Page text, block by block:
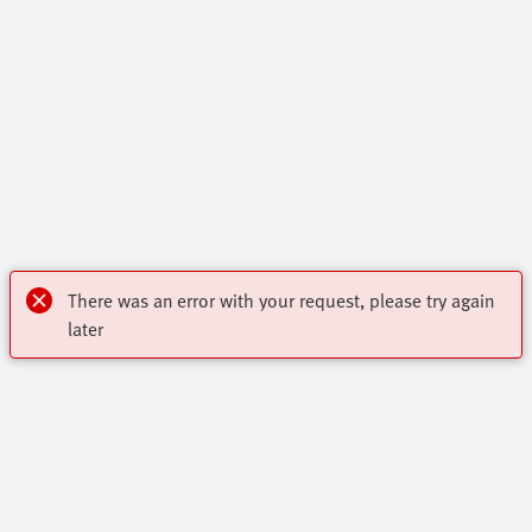
There was an error with your request, please try again
later